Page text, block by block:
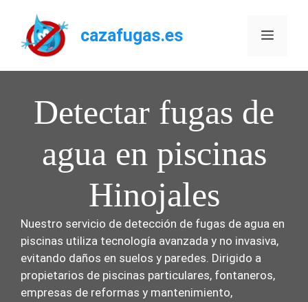
contenido
cazafugas.es Menú
Detectar fugas de
agua en piscinas
Hinojales
Nuestro servicio de detección de fugas de agua en
piscinas utiliza tecnología avanzada y no invasiva,
evitando daños en suelos y paredes. Dirigido a
propietarios de piscinas particulares, fontaneros,
empresas de reformas y mantenimiento,